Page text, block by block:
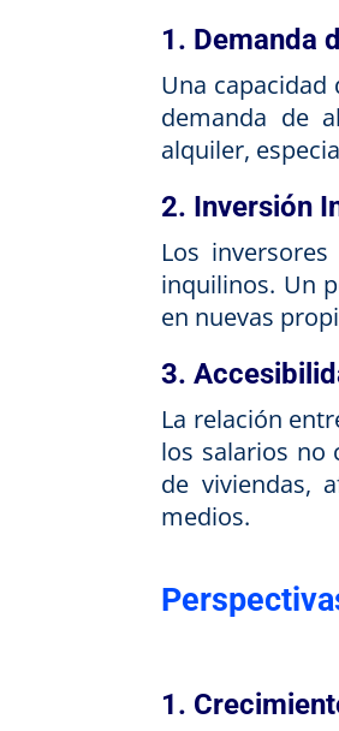
1. Demanda
Una
demanda de
alquiler,
2. Inversión
Los
inquilinos. Un
en nuevas
3.
La relación
los salarios no
de viviendas,
medios.
1.